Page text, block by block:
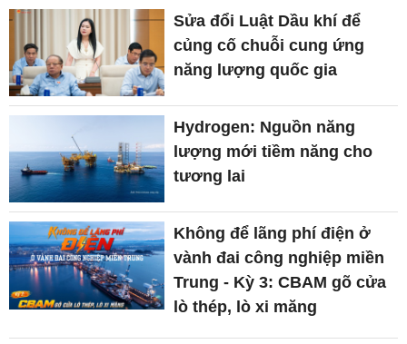
Sửa đổi Luật Dầu khí để
củng cố chuỗi cung ứng
năng lượng quốc gia
Hydrogen: Nguồn năng
lượng mới tiềm năng cho
tương lai
Không để lãng phí điện ở
vành đai công nghiệp miền
Trung - Kỳ 3: CBAM gõ cửa
lò thép, lò xi măng